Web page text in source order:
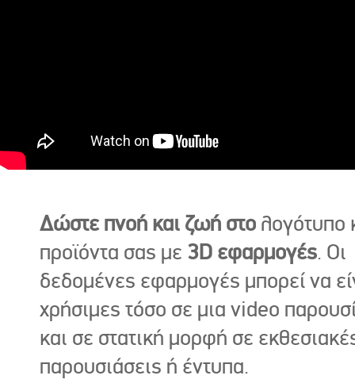
Δώστε πνοή και ζωή στο λογότυπο
προϊόντα σας με 3D εφαρμογές. Οι
δεδομένες εφαρμογές μπορεί να
χρήσιμες τόσο σε μια video
και σε στατική μορφή σε
παρουσιάσεις ή έντυπα.